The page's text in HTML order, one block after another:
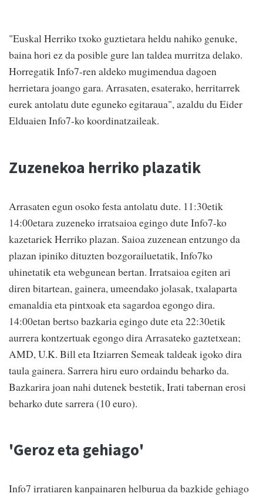
"Euskal Herriko txoko guztietara heldu nahiko genuke,
baina hori ez da posible gure lan taldea murritza delako.
Horregatik Info7-ren aldeko mugimendua dagoen
herrietara joango gara. Arrasaten, esaterako, herritarrek
eurek antolatu dute eguneko egitaraua", azaldu du Eider
Elduaien Info7-ko koordinatzaileak.
Zuzenekoa herriko plazatik
Arrasaten egun osoko festa antolatu dute. 11:30etik
14:00etara zuzeneko irratsaioa egingo dute Info7-ko
kazetariek Herriko plazan. Saioa zuzenean entzungo da
plazan ipiniko dituzten bozgorailuetatik, Info7ko
uhinetatik eta webgunean bertan. Irratsaioa egiten ari
diren bitartean, gainera, umeendako jolasak, txalaparta
emanaldia eta pintxoak eta sagardoa egongo dira.
14:00etan bertso bazkaria egingo dute eta 22:30etik
aurrera kontzertuak egongo dira Arrasateko gaztetxean;
AMD, U.K. Bill eta Itziarren Semeak taldeak igoko dira
taula gainera. Sarrera hiru euro ordaindu beharko da.
Bazkarira joan nahi dutenek bestetik, Irati tabernan erosi
beharko dute sarrera (10 euro).
'Geroz eta gehiago'
Info7 irratiaren kanpainaren helburua da bazkide gehiago